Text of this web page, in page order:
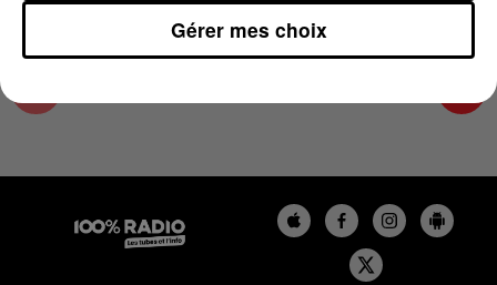
Gérer mes choix